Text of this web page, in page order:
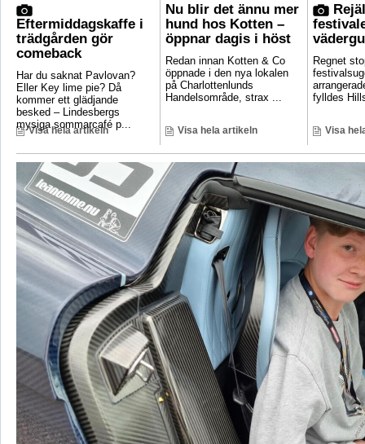
Eftermiddagskaffe i
trädgården gör
comeback
Har du saknat Pavlovan?
Eller Key lime pie? Då
kommer ett glädjande
besked – Lindesbergs
mysiga sommarcafé p...
Visa hela artikeln
Nu blir det ännu mer
hund hos Kotten –
öppnar dagis i höst
Redan innan Kotten & Co
öppnade i den nya lokalen
på Charlottenlunds
Handelsområde, strax ...
Visa hela artikeln
Regnet
fylldes
Visa